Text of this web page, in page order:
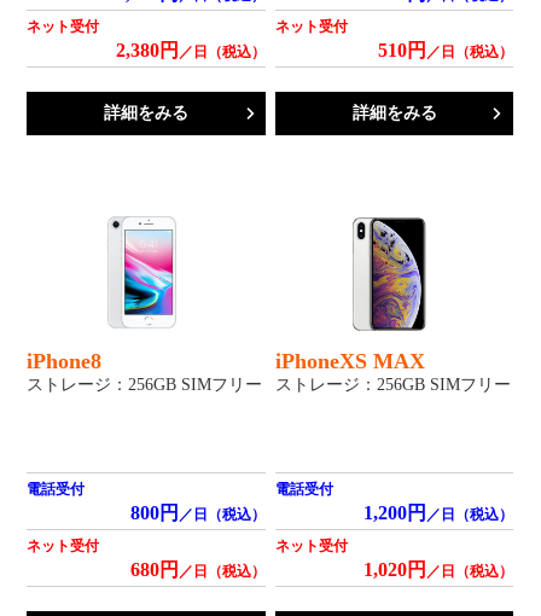
ネット受付
2,380円 ／日（税込）
詳細をみる
ネット受付
510円 ／日（税込）
詳細をみる
iPhone8
ストレージ：256GB SIMフリー
電話受付
800円 ／日（税込）
ネット受付
680円 ／日（税込）
iPhoneXS MAX
ストレージ：256GB SIMフリー
電話受付
1,200円 ／日（税込）
ネット受付
1,020円 ／日（税込）